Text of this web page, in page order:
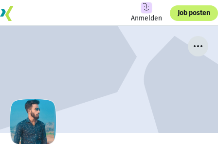
Anmelden
Job posten